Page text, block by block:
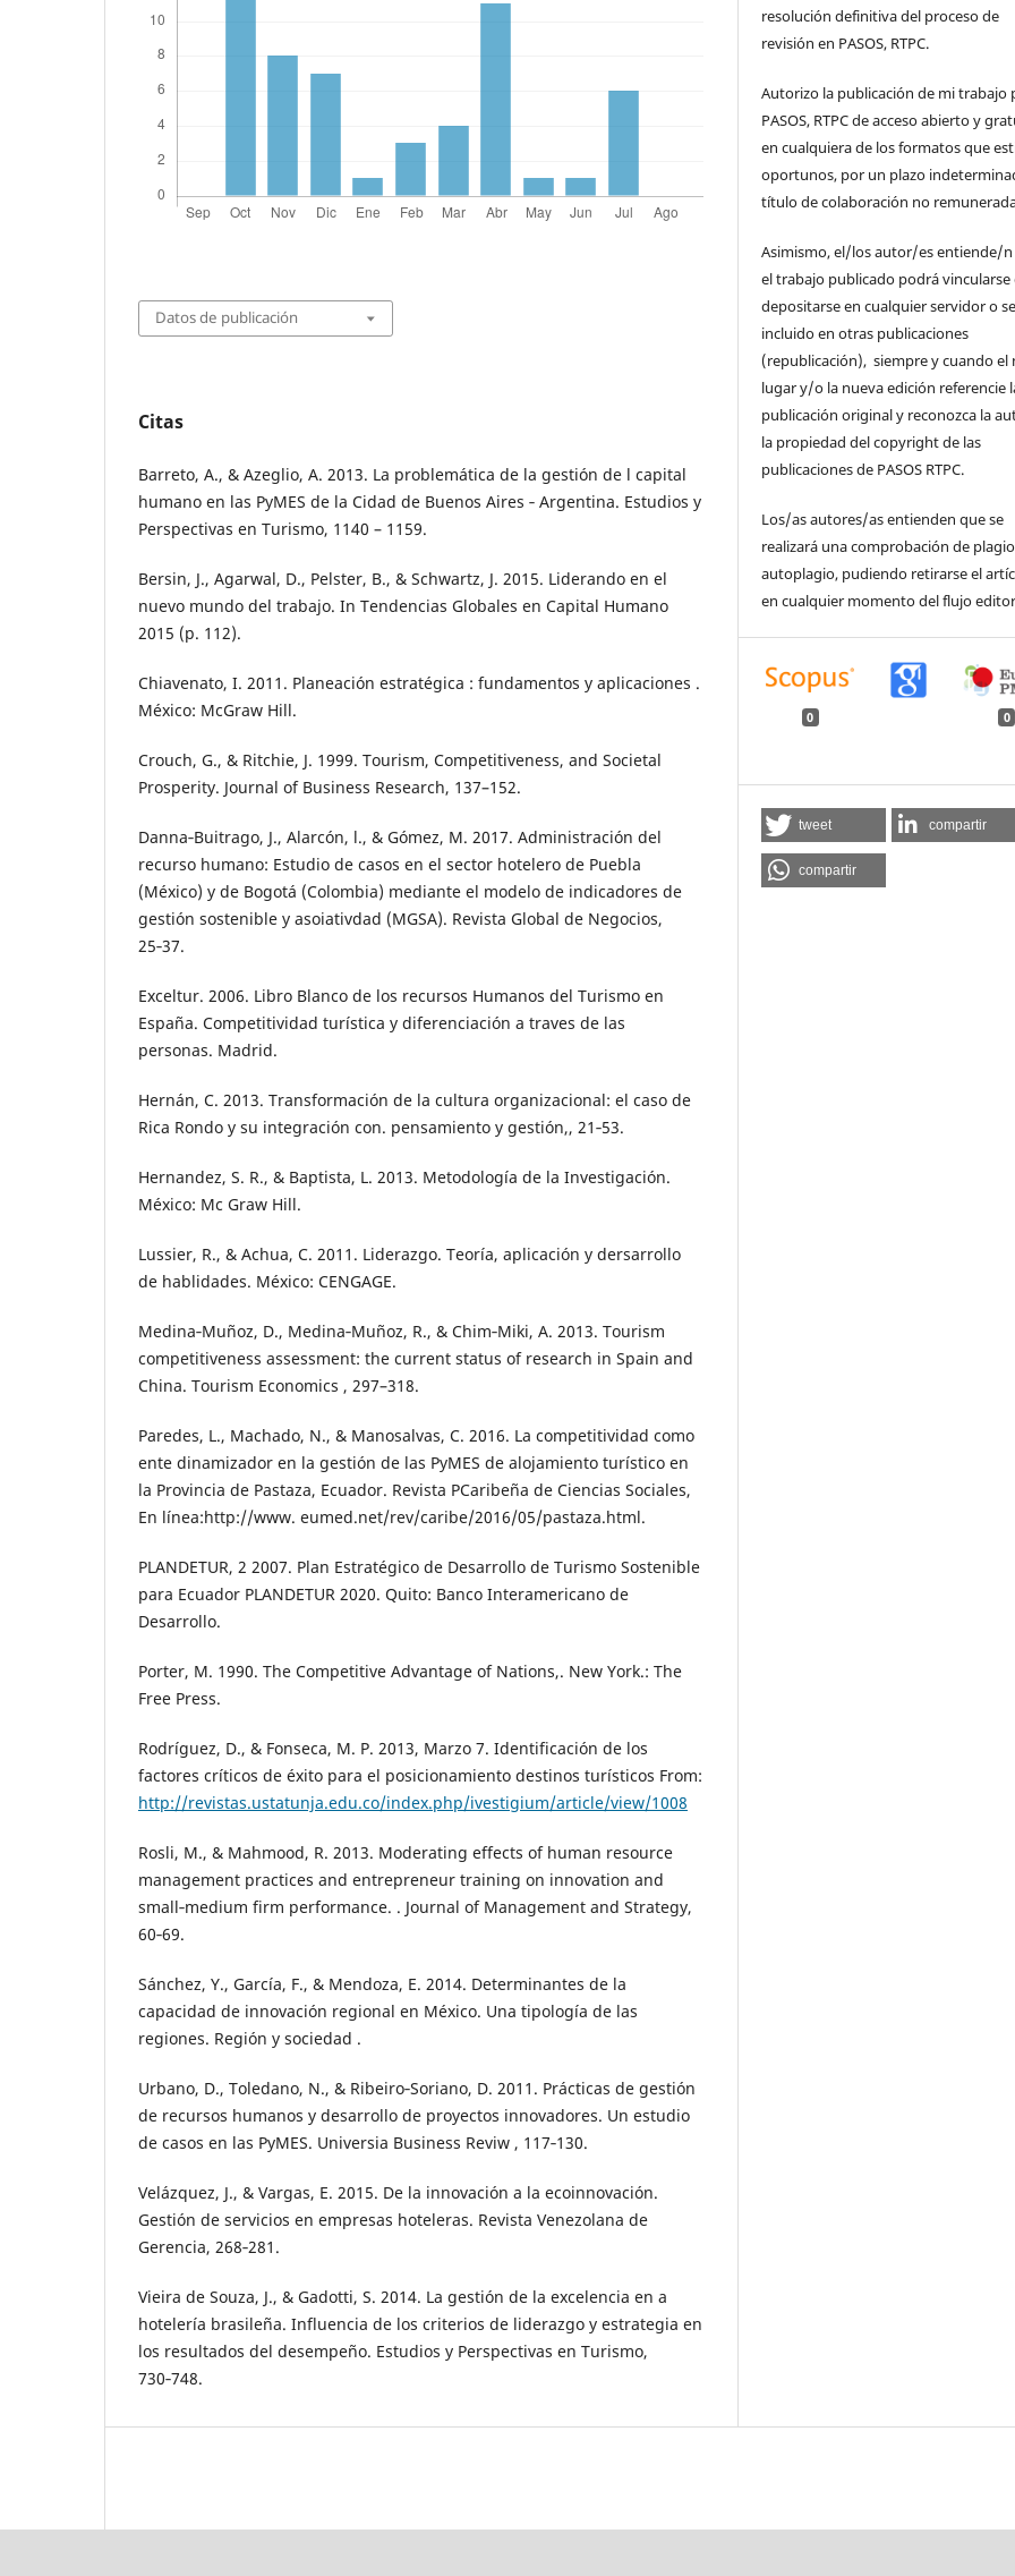
Datos de publicación
Citas
Barreto, A., & Azeglio, A. 2013. La problemática de la gestión de l capital
humano en las PyMES de la Cidad de Buenos Aires ‑ Argentina. Estudios y
Perspectivas en Turismo, 1140 – 1159.
Bersin, J., Agarwal, D., Pelster, B., & Schwartz, J. 2015. Liderando en el
nuevo mundo del trabajo. In Tendencias Globales en Capital Humano
2015 (p. 112).
Chiavenato, I. 2011. Planeación estratégica : fundamentos y aplicaciones .
México: McGraw Hill.
Crouch, G., & Ritchie, J. 1999. Tourism, Competitiveness, and Societal
Prosperity. Journal of Business Research, 137–152.
Danna‑Buitrago, J., Alarcón, l., & Gómez, M. 2017. Administración del
recurso humano: Estudio de casos en el sector hotelero de Puebla
(México) y de Bogotá (Colombia) mediante el modelo de indicadores de
gestión sostenible y asoiativdad (MGSA). Revista Global de Negocios,
25‑37.
Exceltur. 2006. Libro Blanco de los recursos Humanos del Turismo en
España. Competitividad turística y diferenciación a traves de las
personas. Madrid.
Hernán, C. 2013. Transformación de la cultura organizacional: el caso de
Rica Rondo y su integración con. pensamiento y gestión,, 21‑53.
Hernandez, S. R., & Baptista, L. 2013. Metodología de la Investigación.
México: Mc Graw Hill.
Lussier, R., & Achua, C. 2011. Liderazgo. Teoría, aplicación y dersarrollo
de hablidades. México: CENGAGE.
Medina‑Muñoz, D., Medina‑Muñoz, R., & Chim‑Miki, A. 2013. Tourism
competitiveness assessment: the current status of research in Spain and
China. Tourism Economics , 297–318.
Paredes, L., Machado, N., & Manosalvas, C. 2016. La competitividad como
ente dinamizador en la gestión de las PyMES de alojamiento turístico en
la Provincia de Pastaza, Ecuador. Revista PCaribeña de Ciencias Sociales,
En línea:http://www. eumed.net/rev/caribe/2016/05/pastaza.html.
PLANDETUR, 2 2007. Plan Estratégico de Desarrollo de Turismo Sostenible
para Ecuador PLANDETUR 2020. Quito: Banco Interamericano de
Desarrollo.
Porter, M. 1990. The Competitive Advantage of Nations,. New York.: The
Free Press.
Rodríguez, D., & Fonseca, M. P. 2013, Marzo 7. Identificación de los
factores críticos de éxito para el posicionamiento destinos turísticos From:
http://revistas.ustatunja.edu.co/index.php/ivestigium/article/view/1008
Rosli, M., & Mahmood, R. 2013. Moderating effects of human resource
management practices and entrepreneur training on innovation and
small‑medium firm performance. . Journal of Management and Strategy,
60‑69.
Sánchez, Y., García, F., & Mendoza, E. 2014. Determinantes de la
capacidad de innovación regional en México. Una tipología de las
regiones. Región y sociedad .
Urbano, D., Toledano, N., & Ribeiro‑Soriano, D. 2011. Prácticas de gestión
de recursos humanos y desarrollo de proyectos innovadores. Un estudio
de casos en las PyMES. Universia Business Reviw , 117‑130.
Velázquez, J., & Vargas, E. 2015. De la innovación a la ecoinnovación.
Gestión de servicios en empresas hoteleras. Revista Venezolana de
Gerencia, 268‑281.
Vieira de Souza, J., & Gadotti, S. 2014. La gestión de la excelencia en a
hotelería brasileña. Influencia de los criterios de liderazgo y estrategia en
los resultados del desempeño. Estudios y Perspectivas en Turismo,
730‑748.
resolución definitiva del proceso de
revisión en PASOS, RTPC.
Autorizo la publicación de mi trabajo
PASOS, RTPC de acceso abierto y
en cualquiera de los formatos que
oportunos, por un plazo
título de colaboración no
Asimismo, el/los autor/es entiende/
el trabajo publicado podrá vincularse
depositarse en cualquier servidor o
incluido en otras publicaciones
(republicación), siempre y cuando el
lugar y/o la nueva edición referencie
publicación original y reconozca la
la propiedad del copyright de las
publicaciones de PASOS RTPC.
Los/as autores/as entienden que se
realizará una comprobación de
autoplagio, pudiendo retirarse el
en cualquier momento del flujo
0 0
tweet compartir
compartir